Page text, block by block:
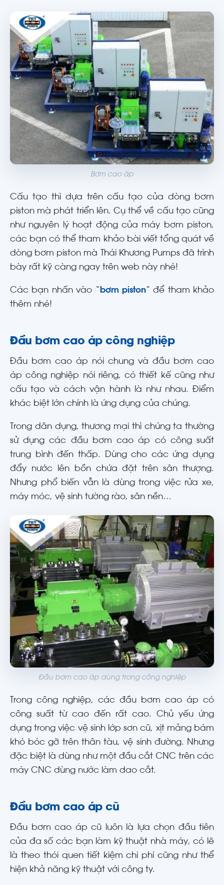
Bơm cao áp
Cấu tạo thì dựa trên cấu tạo của dòng bơm
piston mà phát triển lên. Cụ thể về cấu tạo cũng
như nguyên lý hoạt động của máy bơm piston,
các bạn có thể tham khảo bài viết tổng quát về
dòng bơm piston mà Thái Khương Pumps đã trình
bày rất kỹ càng ngay trên web này nhé!
Các bạn nhấn vào “ bơm piston” để tham khảo
thêm nhé!
Đầu bơm cao áp công nghiệp
Đầu bơm cao áp nói chung và đầu bơm cao
áp công nghiệp nói riêng, có thiết kế cũng như
cấu tạo và cách vận hành là như nhau. Điểm
khác biệt lớn chính là ứng dụng của chúng.
Trong dân dụng, thương mại thì chúng ta thường
sử dụng các đầu bơm cao áp có công suất
trung bình đến thấp. Dùng cho các ứng dụng
đẩy nước lên bồn chứa đặt trên sân thượng.
Nhưng phổ biến vẫn là dùng trong việc rửa xe,
máy móc, vệ sinh tường rào, sân nền…
Đầu bơm cao áp dùng trong công nghiệp
Trong công nghiệp, các đầu bơm cao áp có
công suất từ cao đến rất cao. Chủ yếu ứng
dụng trong việc vệ sinh lớp sơn cũ, xịt mảng bám
khó bóc gỡ trên thân tàu, vệ sinh đường. Nhưng
đặc biệt là dùng như một đầu cắt CNC trên các
máy CNC dùng nước làm dao cắt.
Đầu bơm cao áp cũ
Đầu bơm cao áp cũ luôn là lựa chọn đầu tiên
của đa số các bạn làm kỹ thuật nhà máy, có lẽ
là theo thói quen tiết kiệm chi phí cũng như thể
hiện khả năng kỹ thuật với công ty.